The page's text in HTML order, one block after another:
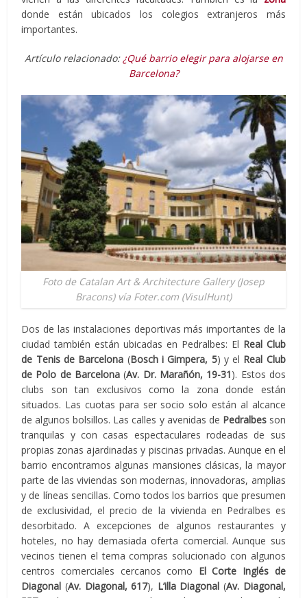
donde están ubicados los colegios extranjeros más
importantes.
Artículo relacionado:¿Qué barrio elegir para alojarse en
Barcelona?
Foto de Catalan Art & Architecture Gallery (Josep
Bracons) vía Foter.com (VisulHunt)
Dos de las instalaciones deportivas más importantes de la
ciudad también están ubicadas en Pedralbes: El Real Club
de Tenis de Barcelona (Bosch i Gimpera, 5) y el Real Club
de Polo de Barcelona (Av. Dr. Marañón, 19-31). Estos dos
clubs son tan exclusivos como la zona donde están
situados. Las cuotas para ser socio solo están al alcance
de algunos bolsillos. Las calles y avenidas de Pedralbesson
tranquilas y con casas espectaculares rodeadas de sus
propias zonas ajardinadas y piscinas privadas. Aunque en el
barrio encontramos algunas mansiones clásicas, la mayor
parte de las viviendas son modernas, innovadoras, amplias
y de líneas sencillas. Como todos los barrios que presumen
de exclusividad, el precio de la vivienda en Pedralbes es
desorbitado. A excepciones de algunos restaurantes y
hoteles, no hay demasiada oferta comercial. Aunque sus
vecinos tienen el tema compras solucionado con algunos
centros comerciales cercanos como El Corte Inglés de
Diagonal (Av. Diagonal, 617), L’illa Diagonal (Av. Diagonal,